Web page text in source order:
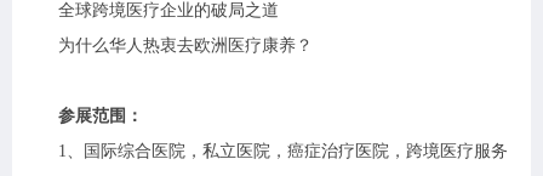
全球跨境医疗企业的破局之道
为什么华人热衷去欧洲医疗康养？
参展范围：
1、国际综合医院，私立医院，癌症治疗医院，跨境医疗服务